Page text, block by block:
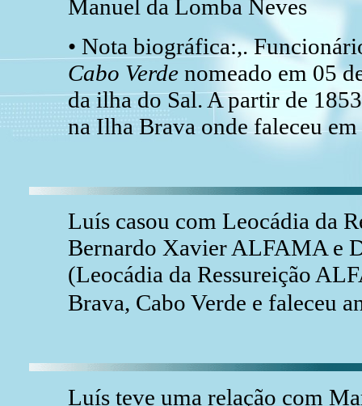
Manuel da Lomba Neves
• Nota biográfica:,.
Cabo Verdenomeado em 05
da ilha do Sal. A partir de
na Ilha Brava onde faleceu
Luís casou com Leocádia da
Bernardo Xavier ALFAMA e
(Leocádia da Ressureição
Brava, Cabo Verde e faleceu
Luís teve uma relação com